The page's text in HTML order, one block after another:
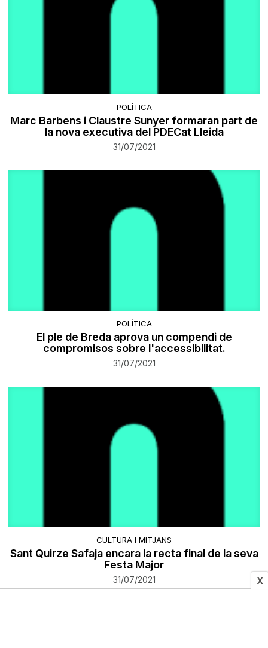
X
POLÍTICA
Marc Barbens i Claustre Sunyer formaran part de
la nova executiva del PDECat Lleida
31/07/2021
POLÍTICA
El ple de Breda aprova un compendi de
compromisos sobre l'accessibilitat.
31/07/2021
CULTURA I MITJANS
Sant Quirze Safaja encara la recta final de la seva
Festa Major
31/07/2021